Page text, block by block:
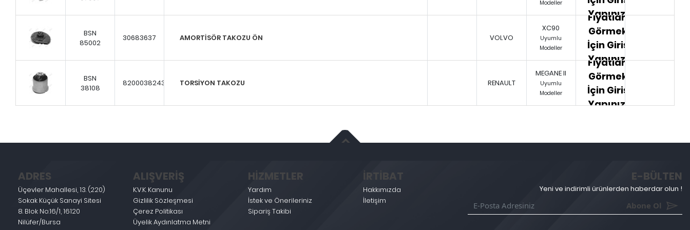
Modeller
Yapınız.
BSN
85002
30683637 AMORTİSÖR TAKOZU ÖN VOLVO
XC90
Uyumlu
Modeller
Fiyatları
Görmek
İçin Giriş
Yapınız.
BSN
38108
8200038243... TORSİYON TAKOZU RENAULT
MEGANE II
Uyumlu
Modeller
Fiyatları
Görmek
İçin Giriş
Yapınız.
ADRES
Üçevler Mahallesi, 13. (220)
Sokak Küçük Sanayi Sitesi
8. Blok No:16/1, 16120
Nilüfer/Bursa
ALIŞVERİŞ
K.V.K. Kanunu
Gizlilik Sözleşmesi
Çerez Politikası
Üyelik Aydınlatma Metni
HİZMETLER
Yardım
İstek ve Önerileriniz
Sipariş Takibi
İRTİBAT
Hakkımızda
İletişim
E-BÜLTEN
Yeni ve indirimli ürünlerden haberdar olun !
Abone Ol